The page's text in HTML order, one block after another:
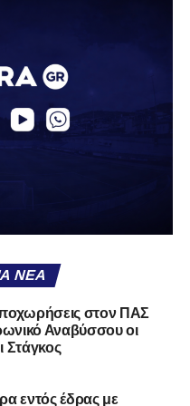
ΝΈΑ
στον ΠΑΣ
Αναβύσσου οι
Στάγκος
εντός έδρας με